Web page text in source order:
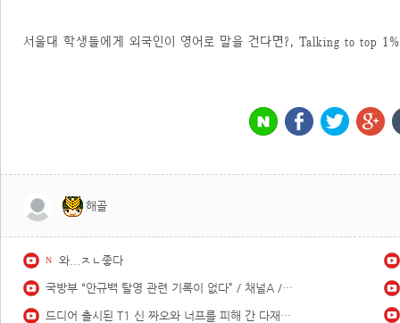
서울대 학생들에게 외국인이 영어로 말을 건다면?, Talking to top
해골
N 와...ㅈㄴ좋다
국방부 “안규백 탈영 관련 기록이 없다” / 채널A / 뉴스A
드디어 출시된 T1 신 짜오와 너프를 피해 간 다재다능+스태틱+무라마나로 다시 전성기를 되찾은 신 짜오